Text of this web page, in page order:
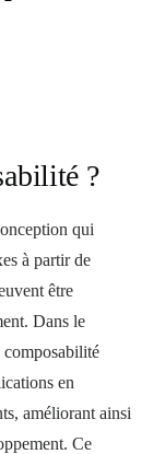
?
qui
à partir de
être
Dans le
en
améliorant ainsi
Ce